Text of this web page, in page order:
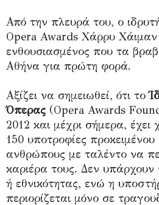
Από την πλευρά του, ο
Opera Awards Χάρρυ
ενθουσιασμένος που τα
Αθήνα για πρώτη φορά.
Αξίζει να σημειωθεί, ότι το
Όπερας (Opera Awards
2012 και μέχρι σήμερα,
150 υποτροφίες
ανθρώπους με ταλέντο να
καριέρα τους. Δεν υπάρχουν
ή εθνικότητας, ενώ η
περιορίζεται μόνο σε